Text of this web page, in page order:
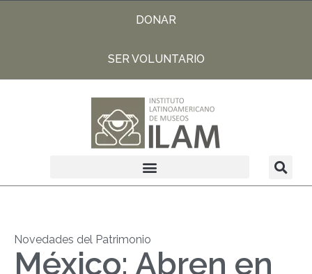
DONAR
SER VOLUNTARIO
Novedades del Patrimonio
México: Abren en